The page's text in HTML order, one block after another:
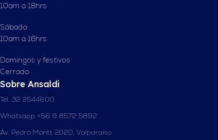
10am a 18hrs
Sábado:
10am a 16hrs
Domingos y festivos
Cerrado
Sobre Ansaldi
Tel. 32 2544600
Whatsapp +56 9 8572 5892
Av. Pedro Montt 2020, Valparaíso